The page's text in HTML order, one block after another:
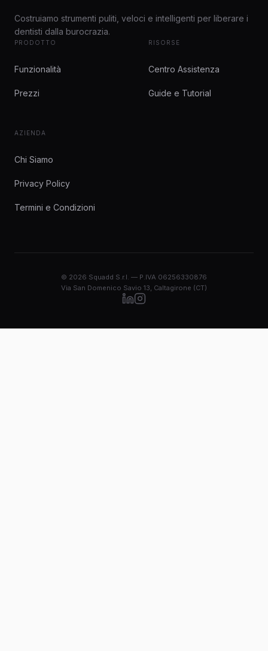
Costruiamo strumenti puliti, veloci e intelligenti per liberare i
dentisti dalla burocrazia.
PRODOTTO
Funzionalità
Prezzi
RISORSE
Centro Assistenza
Guide e Tutorial
AZIENDA
Chi Siamo
Privacy Policy
Termini e Condizioni
© 2026 Squadd S.r.l. — P.IVA 06256330876
Via San Domenico Savio 13, Caltagirone (CT)